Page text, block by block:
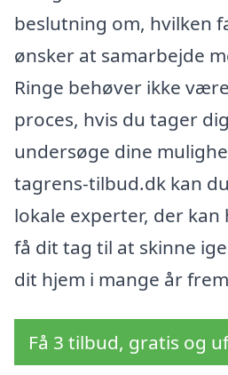
beslutning om, hvilken
ønsker at samarbejde
Ringe behøver ikke
proces, hvis du tager
undersøge dine
tagrens-tilbud.dk kan
lokale experter, der
få dit tag til at skinne
dit hjem i mange år
Få 3 tilbud, gratis og